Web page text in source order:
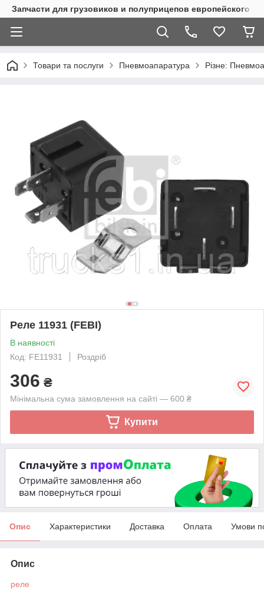
Запчасти для грузовиков и полуприцепов европейского
Товари та послуги Пневмоапаратура Різне:
Реле 11931 (FEBI)
В наявності
Код: FE11931
Роздріб
306 ₴
Мінімальна сума замовлення на сайті — 600 ₴
Купити
Опис Характеристики Доставка Оплата Умови
Опис
реле